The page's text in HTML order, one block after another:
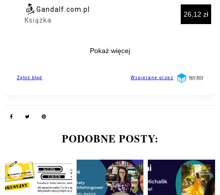
PODOBNE POSTY: